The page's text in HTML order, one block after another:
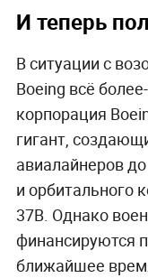
И теперь
В ситуации с
Boeing всё
корпорация
гигант,
авиалайнеров
и орбитального
37B. Однако
финансируются
ближайшее